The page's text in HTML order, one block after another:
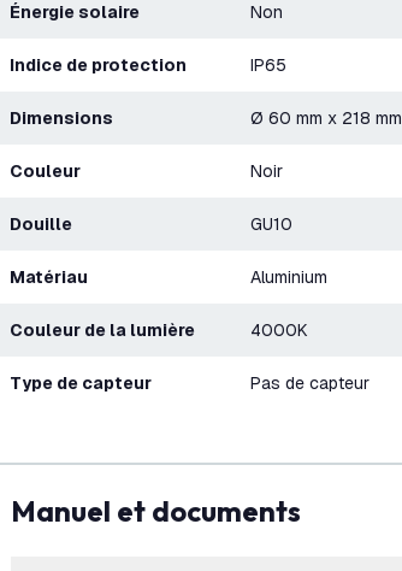
Énergie solaire Non
Indice de protection IP65
Dimensions Ø 60 mm x 218 mm
Couleur Noir
Douille GU10
Matériau Aluminium
Couleur de la lumière 4000K
Type de capteur Pas de capteur
Manuel et documents